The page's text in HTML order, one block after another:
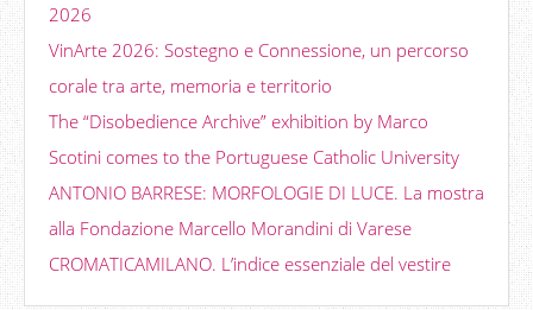
2026
VinArte 2026: Sostegno e Connessione, un percorso
corale tra arte, memoria e territorio
The “Disobedience Archive” exhibition by Marco
Scotini comes to the Portuguese Catholic University
ANTONIO BARRESE: MORFOLOGIE DI LUCE. La mostra
alla Fondazione Marcello Morandini di Varese
CROMATICAMILANO. L’indice essenziale del vestire